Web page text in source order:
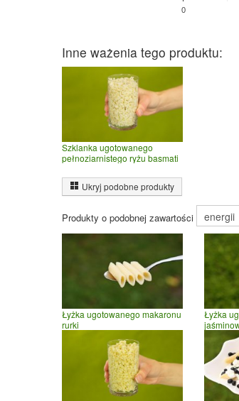
0
Inne ważenia tego produktu:
Szklanka ugotowanego
pełnoziarnistego ryżu basmati
Ukryj podobne produkty
Produkty o podobnej zawartości
Łyżka ugotowanego makaronu
rurki
Łyżka